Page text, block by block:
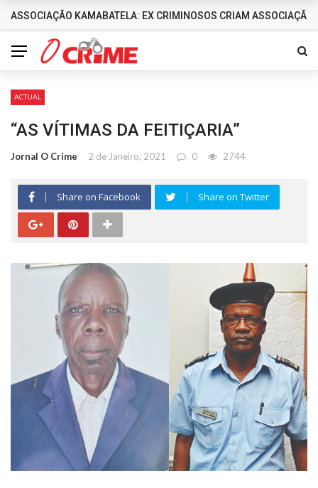
DESTAQUES
ASSOCIAÇÃO KAMABATELA: EX CRIMINOSOS CRIAM
ACTUAL
“AS VÍTIMAS DA FEITIÇARIA”
Jornal O Crime 2 de Janeiro, 2021 0 2744
Share on Facebook Share on Twitter